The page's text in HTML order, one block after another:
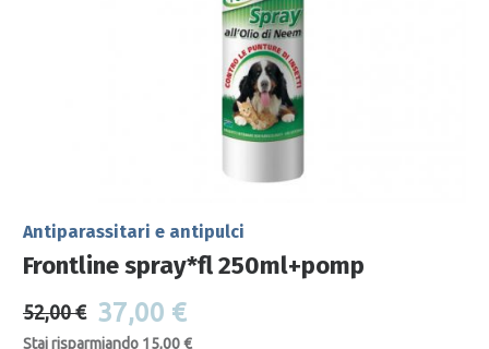
Antiparassitari e antipulci
Frontline spray*fl 250ml+pomp
52,00 € 37,00 €
Stai risparmiando 15,00 €